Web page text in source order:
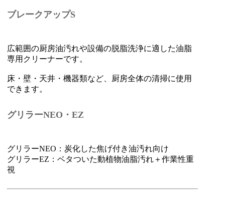
ブレークアップS
広範囲の厨房油汚れや設備の脱脂洗浄に適した油脂
専用クリーナーです。
床・壁・天井・機器類など、厨房全体の清掃に使用
できます。
グリラーNEO・EZ
グリラーNEO：炭化した焦げ付き油汚れ向け
グリラーEZ：ベタついた動植物油脂汚れ＋作業性重
視